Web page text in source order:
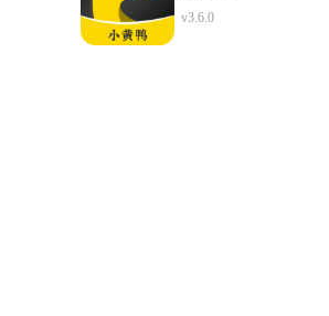
v3.6.0